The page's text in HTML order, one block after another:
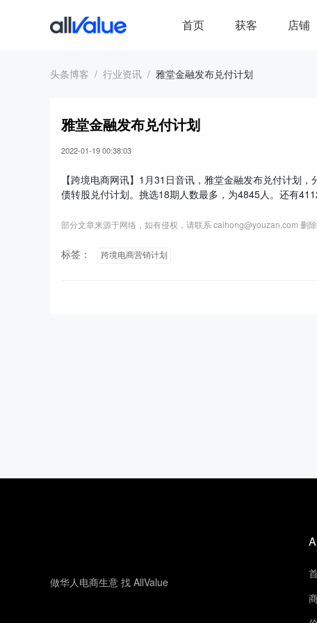
首页 获客 店铺
头条博客 行业资讯 雅堂金融发布兑付计划
雅堂金融发布兑付计划
2022-01-19 00:38:03
【跨境电商网讯】1月31日音讯，雅堂金融发布兑付计划
债转股兑付计划。挑选18期人数最多，为4845人。还有
部分文章来源于网络，如有侵权，请联系 caihong@youzan.com 删除
标签： 跨境电商营销计划
做华人电商生意 找 AllValue